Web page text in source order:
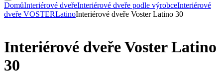
DomůInteriérové dveřeInteriérové dveře podle výrobceInteriérové
dveře VOSTERLatinoInteriérové dveře Voster Latino 30
Interiérové dveře Voster Latino
30